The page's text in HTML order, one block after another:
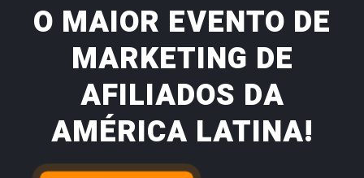
O MAIOR EVENTO DE
MARKETING DE
AFILIADOS DA
AMÉRICA LATINA!